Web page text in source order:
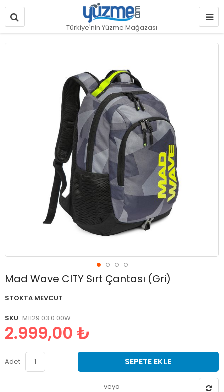
Türkiye'nin Yüzme Mağazası
Mad Wave CITY Sırt Çantası (Gri)
STOKTA MEVCUT
SKU M1129 03 0 00W
2.999,00 ₺
Adet SEPETE EKLE
veya
Resim
Resim
başlangıcına